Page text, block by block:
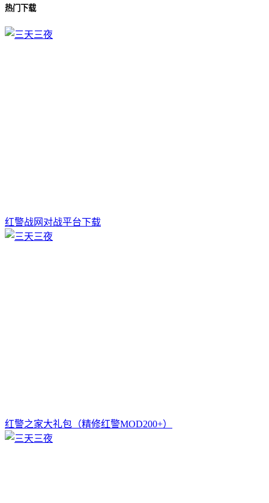
热门下载
红警战网对战平台下载
红警之家大礼包（精修红警MOD200+）